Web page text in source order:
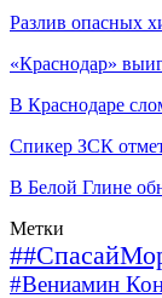
Разлив опасных
«Краснодар»
В Краснодаре
Спикер ЗСК
В Белой Глине
Метки
#Вениамин